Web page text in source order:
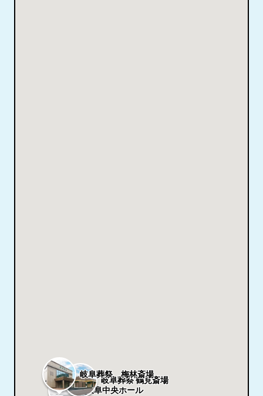
岐阜中央ホール
岐阜葬祭 鶴見斎場
岐阜葬祭 梅林斎場